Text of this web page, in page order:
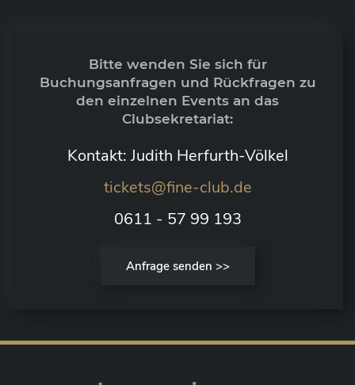
Bitte wenden Sie sich für
Buchungsanfragen und Rückfragen zu
den einzelnen Events an das
Clubsekretariat:
Kontakt: Judith Herfurth-Völkel
tickets@fine-club.de
0611 - 57 99 193
Anfrage senden >>